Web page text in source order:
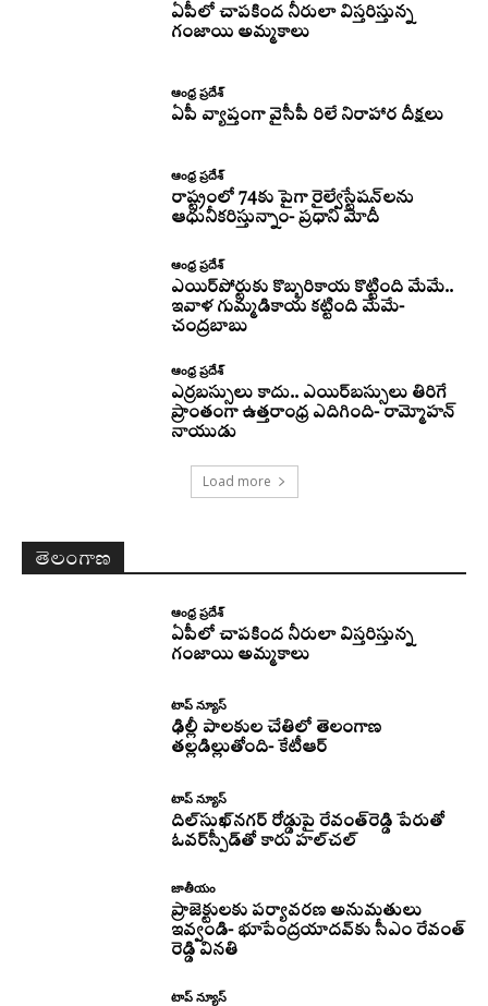
ఏపీలో చాపకింద నీరులా విస్తరిస్తున్న
గంజాయి అమ్మకాలు
ఆంధ్ర ప్రదేశ్
ఏపీ వ్యాప్తంగా వైసీపీ రిలే నిరాహార దీక్షలు
ఆంధ్ర ప్రదేశ్
రాష్ట్రంలో 74కు పైగా రైల్వేస్టేషన్‌లను
ఆధునీకరిస్తున్నాం- ప్రధాని మోదీ
ఆంధ్ర ప్రదేశ్
ఎయిర్‌పోర్టుకు కొబ్బరికాయ కొట్టింది మేమే..
ఇవాళ గుమ్మడికాయ కట్టింది మేమే-
చంద్రబాబు
ఆంధ్ర ప్రదేశ్
ఎర్రబస్సులు కాదు.. ఎయిర్‌బస్సులు తిరిగే
ప్రాంతంగా ఉత్తరాంధ్ర ఎదిగింది- రామ్మోహన్
నాయుడు
Load more
తెలంగాణ
ఆంధ్ర ప్రదేశ్
ఏపీలో చాపకింద నీరులా విస్తరిస్తున్న
గంజాయి అమ్మకాలు
టాప్ న్యూస్
ఢిల్లీ పాలకుల చేతిలో తెలంగాణ
తల్లడిల్లుతోంది- కేటీఆర్
టాప్ న్యూస్
దిల్‌సుఖ్‌నగర్‌ రోడ్డుపై రేవంత్‌రెడ్డి పేరుతో
ఓవర్‌స్పీడ్‌తో కారు హల్‌చల్‌
జాతీయం
ప్రాజెక్టులకు పర్యావరణ అనుమతులు
ఇవ్వండి- భూపేంద్రయాదవ్‌కు సీఎం రేవంత్‌
రెడ్డి వినతి
టాప్ న్యూస్